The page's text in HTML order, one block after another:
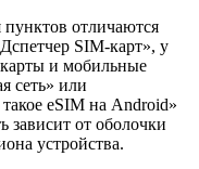
отличаются
SIM-карт», у
и мобильные
сеть» или
eSIM на Android»
зависит от оболочки
устройства.